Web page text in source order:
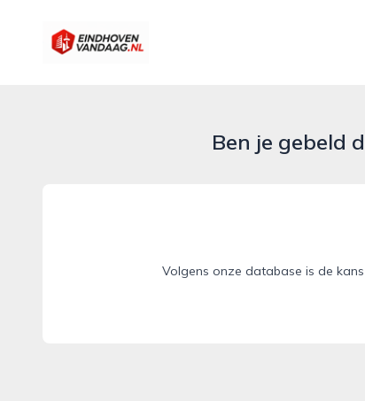
eindhovenvandaag.nl
Ben je gebeld
Volgens onze database is de